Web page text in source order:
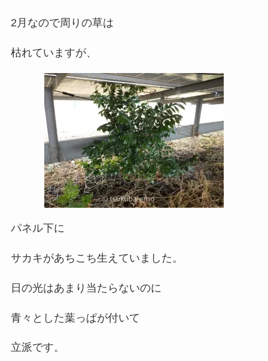
2月なので周りの草は
枯れていますが、
パネル下に
サカキがあちこち生えていました。
日の光はあまり当たらないのに
青々とした葉っぱが付いて
立派です。